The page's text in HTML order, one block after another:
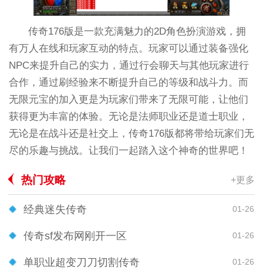
传奇176版是一款充满魅力的2D角色扮演游戏，拥
有万人在线和玩家互动的特点。玩家可以通过装备强化
NPC来提升自己的实力，通过行会聊天与其他玩家进行
合作，通过刷经验来不断提升自己的等级和战斗力。而
无限元宝的加入更是为玩家们带来了无限可能，让他们
获得更为丰富的体验。无论是法师职业还是道士职业，
无论是在战斗还是社交上，传奇176版都将带给玩家们无
尽的乐趣与挑战。让我们一起踏入这个神奇的世界吧！
热门攻略 +更多
经典迷失传奇 01-26
传奇sf发布网刚开一区 01-26
单职业超变刀刀切割传奇 01-26